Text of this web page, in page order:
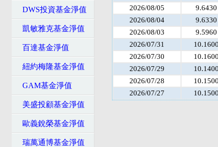
DWS投資基金淨值
凱敏雅克基金淨值
百達基金淨值
紐約梅隆基金淨值
GAM基金淨值
美盛投顧基金淨值
歐義銳榮基金淨值
瑞萬通博基金淨值
2026/08/05
9.6430
2026/08/04
9.6330
2026/08/03
9.5960
2026/07/31
2026/07/30
2026/07/29
2026/07/28
2026/07/27